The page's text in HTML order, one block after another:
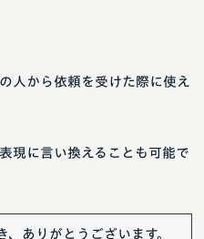
人から依頼を受けた際に使え
現に言い換えることも可能で
ありがとうございます。